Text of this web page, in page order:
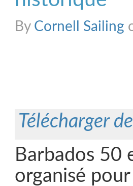
By Cornell Sailing
Télécharger
Barbados 50
organisé